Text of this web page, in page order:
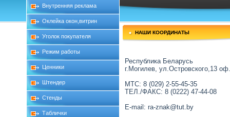
Внутренняя реклама
Оклейка окон,витрин
Уголок покупателя
Режим работы
Ценники
Штендер
Стенды
Таблички
НАШИ КООРДИНАТЫ
Республика Беларусь
г.Могилев, ул.Островского,13
МТС: 8 (029) 2-55-45-35
ТЕЛ./ФАКС: 8 (0222) 47-44-08
E-mail: ra-znak@tut.by